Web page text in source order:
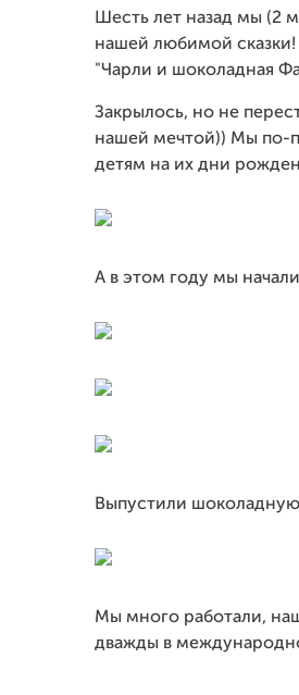
Шесть лет назад мы (2
нашей любимой сказки!
"Чарли и шоколадная
Закрылось, но не
нашей мечтой)) Мы по-
детям на их дни
А в этом году мы
Выпустили
Мы много работали,
дважды в